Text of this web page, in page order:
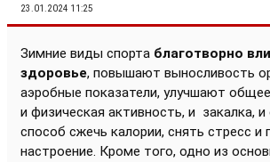
23.01.2024 11:25
Зимние виды спорта благотворно
здоровье, повышают выносливость
аэробные показатели, улучшают
и физическая активность, и закалка,
способ сжечь калории, снять стресс и
настроение. Кроме того, одно из